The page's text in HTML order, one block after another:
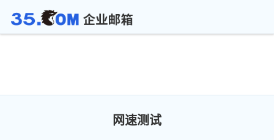
网速测试